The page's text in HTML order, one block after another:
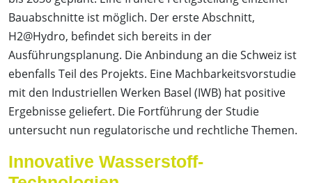
Bauabschnitte ist möglich. Der erste Abschnitt,
H2@Hydro, befindet sich bereits in der
Ausführungsplanung. Die Anbindung an die Schweiz ist
ebenfalls Teil des Projekts. Eine Machbarkeitsvorstudie
mit den Industriellen Werken Basel (IWB) hat positive
Ergebnisse geliefert. Die Fortführung der Studie
untersucht nun regulatorische und rechtliche Themen.
Innovative Wasserstoff-